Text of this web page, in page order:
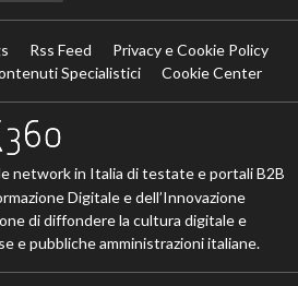
Rss Feed
Privacy e Cookie Policy
Specialistici
Cookie Center
network in Italia di testate e portali B2B
Digitale e dell’Innovazione
di diffondere la cultura digitale e
e pubbliche amministrazioni italiane.